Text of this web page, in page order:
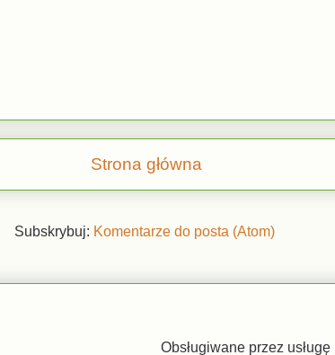
Strona główna
Subskrybuj: Komentarze do posta (Atom)
Obsługiwane przez usługę